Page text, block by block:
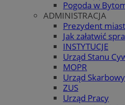
Pogoda w
ADMINISTRACJA
Prezydent
Jak załatwić
INSTYTUCJE
Urząd Stanu
MOPR
Urząd Skarbowy
ZUS
Urząd Pracy